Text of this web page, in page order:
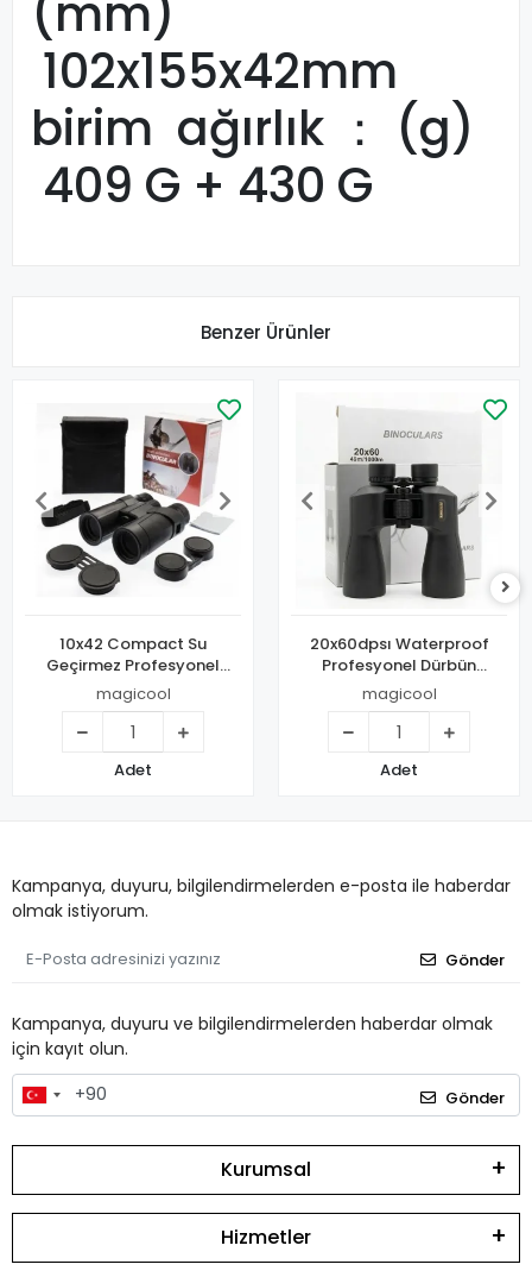
(mm)
102x155x42mm
birim ağırlık ： (g)
409 G + 430 G
Benzer Ürünler
10x42 Compact Su
Geçirmez Profesyonel
Dürbün
magicool
Adet
20x60dpsı Waterproof
Profesyonel Dürbün
1000m/49m
magicool
Adet
Kampanya, duyuru, bilgilendirmelerden e-posta ile haberdar
olmak istiyorum.
Gönder
Kampanya, duyuru ve bilgilendirmelerden haberdar olmak
için kayıt olun.
Gönder
Kurumsal
Hizmetler